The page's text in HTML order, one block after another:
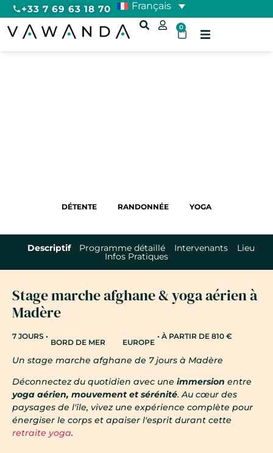
+33 7 69 63 18 70 Français
0
DÉTENTE RANDONNÉE YOGA
Descriptif Programme détaillé Intervenants Lieu
Infos Pratiques
Stage marche afghane & yoga aérien à
Madère
7 JOURS •
BORD DE MER EUROPE
• À PARTIR DE 810 €
Un stage marche afghane de 7 jours à Madère
Déconnectez du quotidien avec une immersion entre
yoga aérien, mouvement et sérénité. Au cœur des
paysages de l'île, vivez une expérience complète pour
énergiser le corps et apaiser l'esprit durant cette
retraite yoga.